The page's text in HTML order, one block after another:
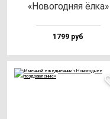
«Ново­год­няя ёл­ка»
1799 руб